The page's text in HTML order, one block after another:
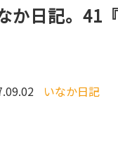
か日記。41
いなか日記